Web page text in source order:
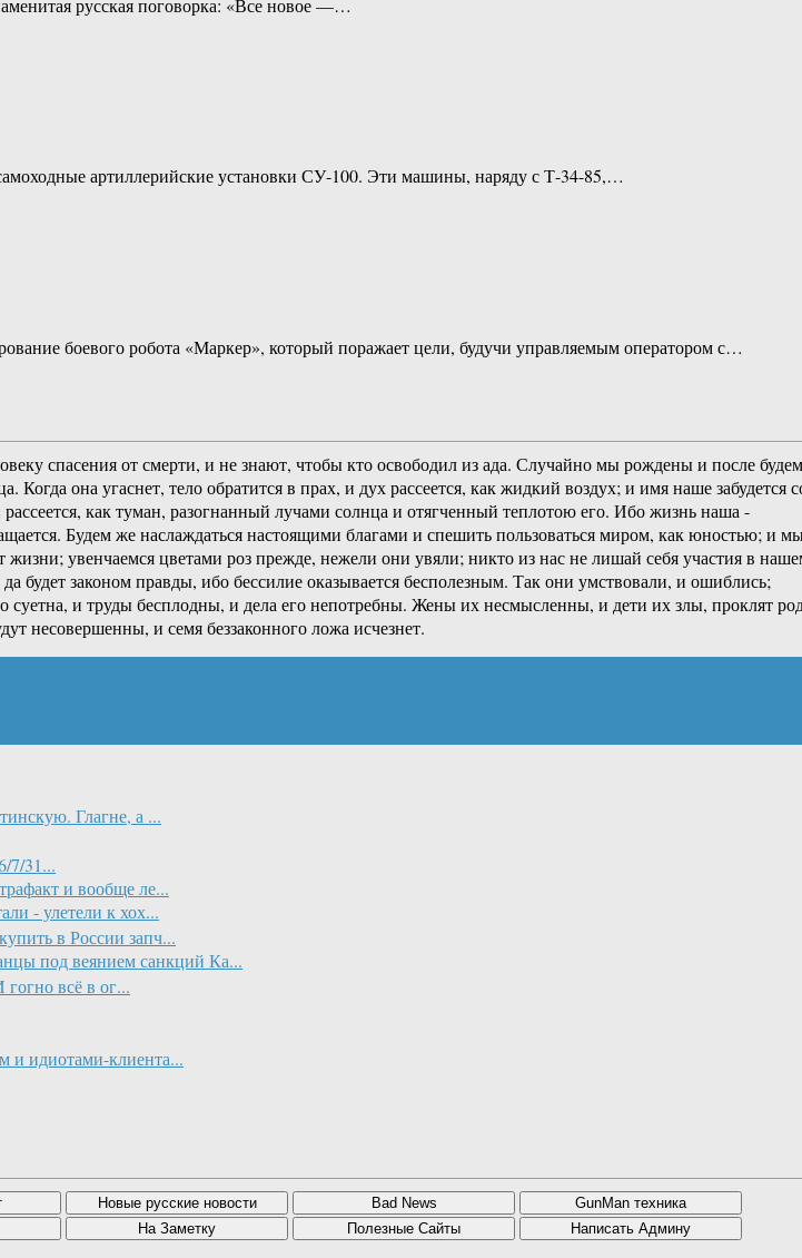
артиллерийские установки СУ-100. Эти машины, наряду с Т-34-85,…
боевого робота «Маркер», который поражает цели, будучи управляемым оператором с…
спасения от смерти, и не знают, чтобы кто освободил из ада. Случайно мы рождены и после будем
она угаснет, тело обратится в прах, и дух рассеется, как жидкий воздух; и имя наше забудется
как туман, разогнанный лучами солнца и отягченный теплотою его. Ибо жизнь наша -
Будем же наслаждаться настоящими благами и спешить пользоваться миром, как юностью; и
увенчаемся цветами роз прежде, нежели они увяли; никто из нас не лишай себя участия в
законом правды, ибо бессилие оказывается бесполезным. Так они умствовали, и ошиблись;
суетна, и труды бесплодны, и дела его непотребны. Жены их несмысленны, и дети их злы, проклят
несовершенны, и семя беззаконного ложа исчезнет.
Глагне, а ...
7/31...
и вообще ле...
- улетели к хох...
в России запч...
под веянием санкций Ка...
всё в ог...
и идиотами-клиента...